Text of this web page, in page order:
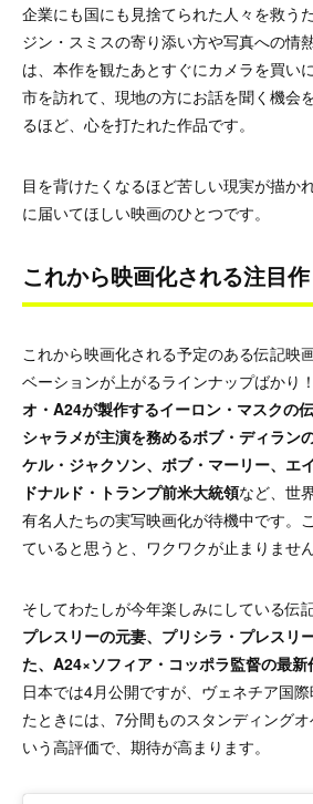
企業にも国にも見捨てられた人々を救う
ジン・スミスの寄り添い方や写真への情
は、本作を観たあとすぐにカメラを買い
市を訪れて、現地の方にお話を聞く機会
るほど、心を打たれた作品です。
目を背けたくなるほど苦しい現実が描か
に届いてほしい映画のひとつです。
これから映画化される注目作
これから映画化される予定のある伝記映
ベーションが上がるラインナップばかり
オ・A24が製作するイーロン・マスクの
シャラメが主演を務めるボブ・ディラン
ケル・ジャクソン、ボブ・マーリー、エ
ドナルド・トランプ前米大統領など、世
有名人たちの実写映画化が待機中です。
ていると思うと、ワクワクが止まりませ
そしてわたしが今年楽しみにしている伝記
プレスリーの元妻、プリシラ・プレスリ
た、A24×ソフィア・コッポラ監督の最新
日本では4月公開ですが、ヴェネチア国
たときには、7分間ものスタンディング
いう高評価で、期待が高まります。